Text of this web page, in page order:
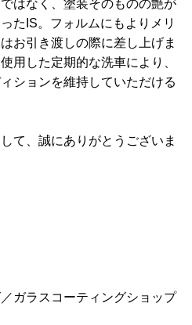
はなく、塗装そのものの艶が
たIS。フォルムにもよりメリ
お引き渡しの際に差し上げま
用した定期的な洗車により、
ションを維持していただける
て、誠にありがとうございま
ガラスコーティングショップ